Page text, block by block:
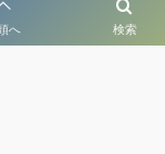
検索
へ